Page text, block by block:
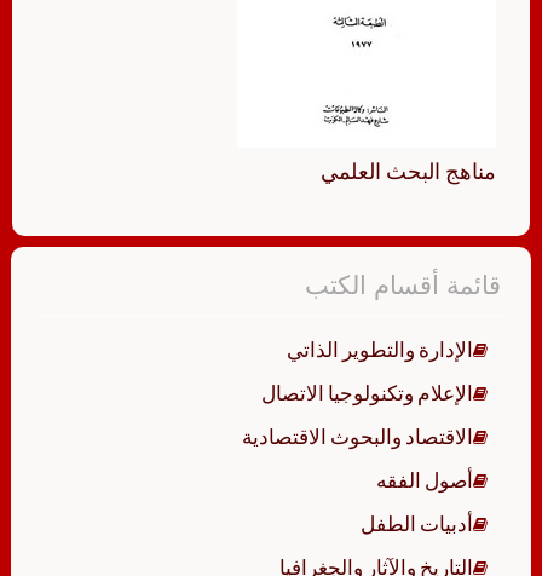
مناهج البحث العلمي
قائمة أقسام الكتب
الإدارة والتطوير الذاتي
الإعلام وتكنولوجيا الاتصال
الاقتصاد والبحوث الاقتصادية
أصول الفقه
أدبيات الطفل
التاريخ والآثار والجغرافيا